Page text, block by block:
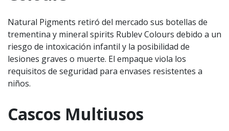
Natural Pigments retiró del mercado sus botellas de
trementina y mineral spirits Rublev Colours debido a un
riesgo de intoxicación infantil y la posibilidad de
lesiones graves o muerte. El empaque viola los
requisitos de seguridad para envases resistentes a
niños.
Cascos Multiusos